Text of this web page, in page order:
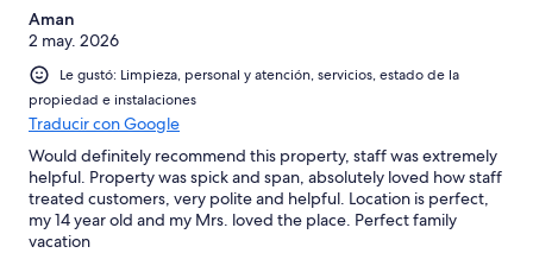
Aman
2 may. 2026
Le gustó: Limpieza, personal y atención, servicios, estado de la
propiedad e instalaciones
Traducir con Google
Would definitely recommend this property, staff was extremely
helpful. Property was spick and span, absolutely loved how staff
treated customers, very polite and helpful. Location is perfect,
my 14 year old and my Mrs. loved the place. Perfect family
vacation